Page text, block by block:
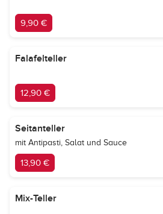
9,90 €
Falafelteller
12,90 €
Seitanteller
mit Antipasti, Salat und Sauce
13,90 €
Mix-Teller